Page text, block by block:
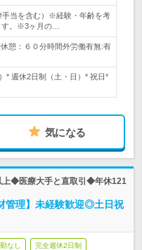
手当を含む）※経験・年齢を考
す。※3ヶ月の…
憩：６０分時間外労働有無:有
* 週休2日制（土・日）* 祝日*
気になる
上◆医療大手と直取引◆年休121
管理】未経験歓迎◎土日祝
なし 完全週休2日制